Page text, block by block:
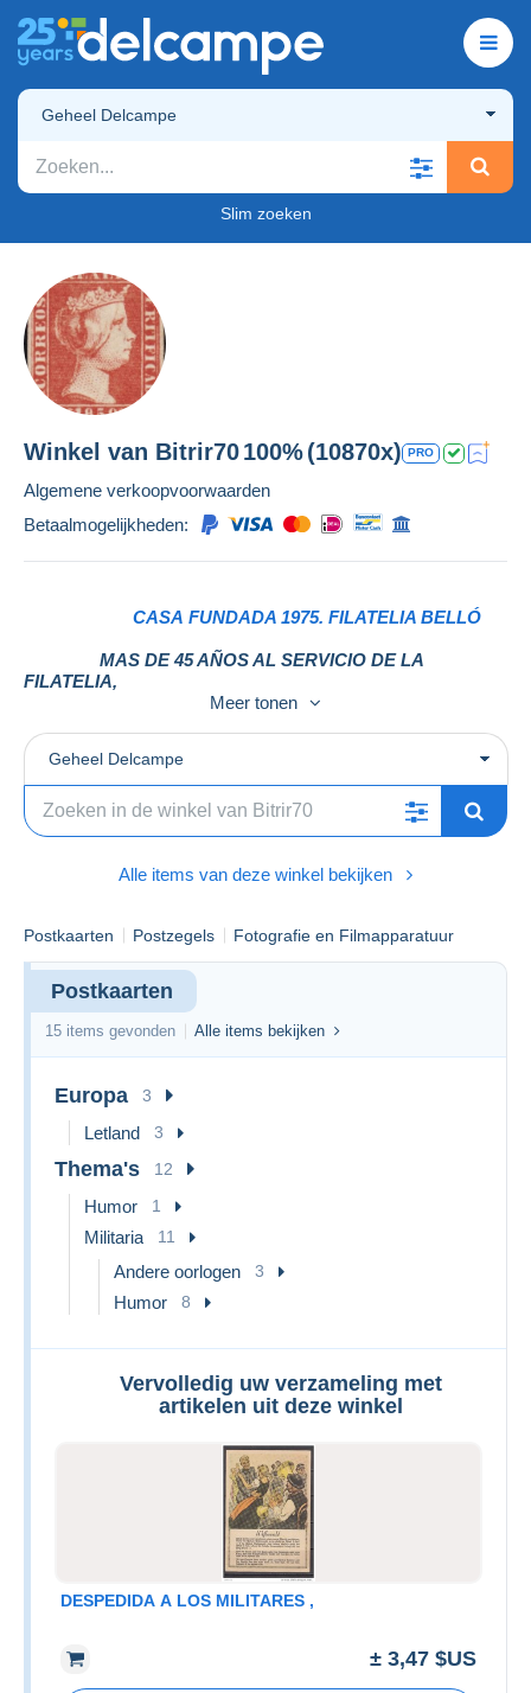
Geheel Delcampe
Slim zoeken
Winkel van Bitrir70100%(10870x) PRO
Algemene verkoopvoorwaarden
Betaalmogelijkheden:
CASA FUNDADA 1975. FILATELIA BELLÓ
MAS DE 45 AÑOS AL SERVICIO DE LA
FILATELIA,
COLECCIONISTA.
Meer tonen
Geheel Delcampe
Alle items van deze winkel bekijken
Postkaarten Postzegels Fotografie en Filmapparatuur
Postkaarten
15 items gevonden Alle items bekijken
Europa 3
Letland 3
Thema's 12
Humor 1
Militaria 11
Andere oorlogen 3
Humor 8
Vervolledig uw verzameling met
artikelen uit deze winkel
DESPEDIDA A LOS MILITARES ,
± 3,47 $US